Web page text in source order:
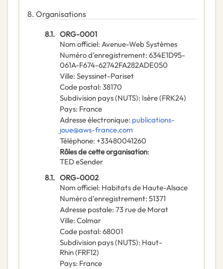
8. Organisations
8.1. ORG-0001
Nom officiel: Avenue-Web Systèmes
Numéro d’enregistrement: 634E1D95-
061A-F674-62742FA282ADE050
Ville: Seyssinet-Pariset
Code postal: 38170
Subdivision pays (NUTS): Isère(FRK24)
Pays: France
Adresse électronique: publications-
joue@aws-france.com
Téléphone: +33480041260
Rôles de cette organisation:
TED eSender
8.1. ORG-0002
Nom officiel: Habitats de Haute-Alsace
Numéro d’enregistrement: 51371
Adresse postale: 73 rue de Morat
Ville: Colmar
Code postal: 68001
Subdivision pays (NUTS): Haut-
Rhin(FRF12)
Pays: France